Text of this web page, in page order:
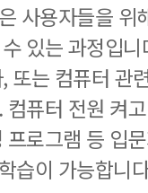
사용자들을 위
있는 과정입
또는 컴퓨터 관
퓨터 전원 켜
로그램 등 입
습이 가능합니